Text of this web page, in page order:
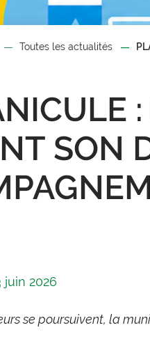
Toutes les actualités
SON
juin 2026
se poursuivent, la